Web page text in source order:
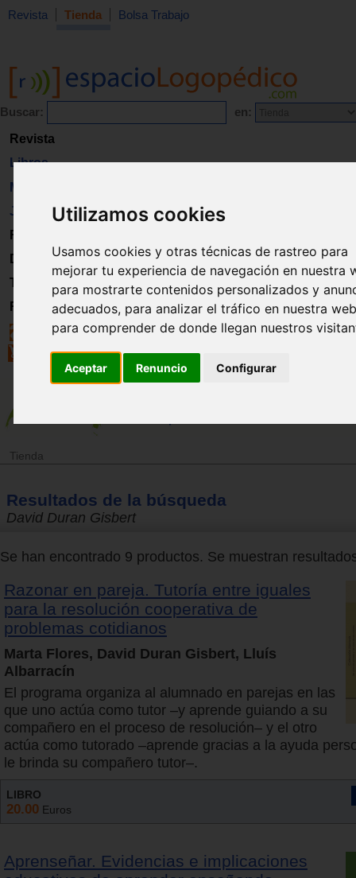
Utilizamos cookies
Usamos cookies y otras técnicas de rastreo para
mejorar tu experiencia de navegación en nuestra
para mostrarte contenidos personalizados y
adecuados, para analizar el tráfico en nuestra
para comprender de donde llegan nuestros
Aceptar Renuncio Configurar
Revista Tienda Bolsa Trabajo
Buscar: en:
Revista
Libros
Material
Juguetes
Formación
Directorio
Trabajo
Registro
Tienda
Resultados de la búsqueda
David Duran Gisbert
Se han encontrado 9 productos. Se muestran
Razonar en pareja. Tutoría entre iguales
para la resolución cooperativa de
problemas cotidianos
Marta Flores, David Duran Gisbert, Lluís
Albarracín
El programa organiza al alumnado en parejas en las
que uno actúa como tutor –y aprende guiando a su
compañero en el proceso de resolución– y el otro
actúa como tutorado –aprende gracias a la ayuda
le brinda su compañero tutor–.
LIBRO
20.00 Euros
Aprenseñar. Evidencias e implicaciones